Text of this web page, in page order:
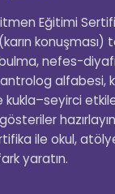
Eğitimi
konuşması)
nefes-
alfabesi,
ile okul,
yaratın.